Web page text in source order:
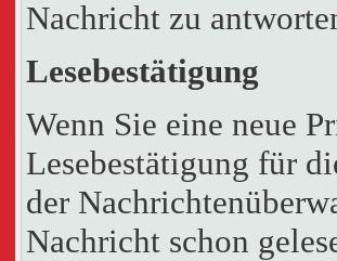
Nachricht zu
Lesebestätigung
Wenn Sie eine neue
Lesebestätigung für
der
Nachricht schon